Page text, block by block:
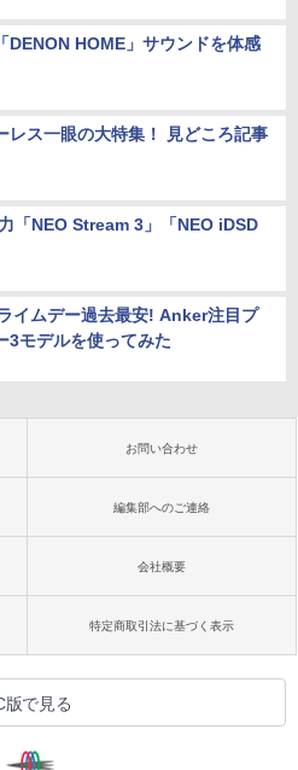
DENON HOME」サウンドを体感
レス一眼の大特集！ 見どころ記事
「NEO Stream 3」「NEO iDSD
イムデー過去最安! Anker注目プ
3モデルを使ってみた
お問い合わせ
編集部へのご連絡
会社概要
特定商取引法に基づく表示
版で見る